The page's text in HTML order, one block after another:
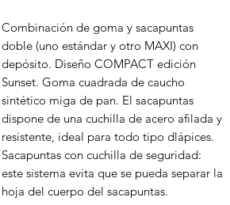
Combinación de goma y sacapuntas
doble (uno estándar y otro MAXI) con
depósito. Diseño COMPACT edición
Sunset. Goma cuadrada de caucho
sintético miga de pan. El sacapuntas
dispone de una cuchilla de acero afilada y
resistente, ideal para todo tipo dlápices.
Sacapuntas con cuchilla de seguridad:
este sistema evita que se pueda separar la
hoja del cuerpo del sacapuntas.